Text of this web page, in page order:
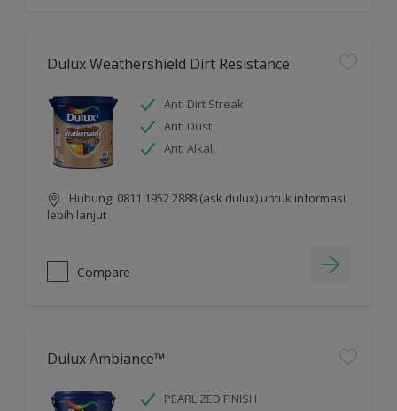
Dulux Weathershield Dirt Resistance
Anti Dirt Streak
Anti Dust
Anti Alkali
Hubungi 0811 1952 2888 (ask dulux) untuk informasi
lebih lanjut
Compare
Dulux Ambiance™
PEARLIZED FINISH